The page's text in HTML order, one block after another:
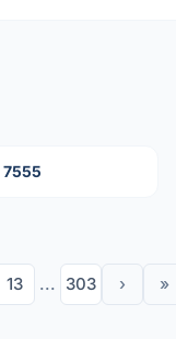
7555
13 ... 303 › »